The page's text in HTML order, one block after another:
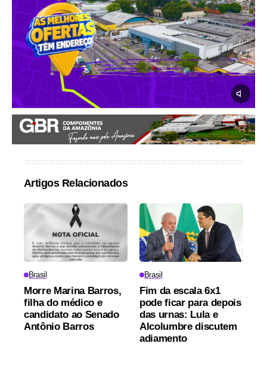
Artigos Relacionados
Brasil
Morre Marina Barros,
filha do médico e
candidato ao Senado
Antônio Barros
Brasil
Fim da escala 6x1
pode ficar para depois
das urnas: Lula e
Alcolumbre discutem
adiamento